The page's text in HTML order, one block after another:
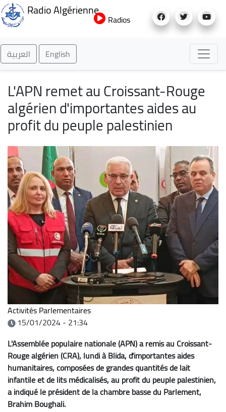
au
Radio Algérienne
Radios
العربية English
L'APN remet au Croissant-Rouge
algérien d'importantes aides au
profit du peuple palestinien
Activités Parlementaires
15/01/2024 - 21:34
L'Assemblée populaire nationale (APN) a remis au Croissant-
Rouge algérien (CRA), lundi à Blida, d'importantes aides
humanitaires, composées de grandes quantités de lait
infantile et de lits médicalisés, au profit du peuple palestinien,
a indiqué le président de la chambre basse du Parlement,
Brahim Boughali.